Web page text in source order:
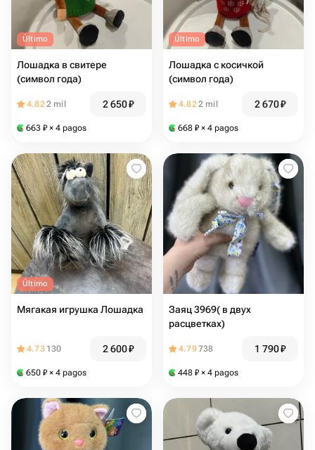
Último
Лошадка в свитере
(символ года)
4.822 mil 2 650₽
663 ₽ × 4 pagos
Último
Лошадка с косичкой
(символ года)
4.822 mil 2 670₽
668 ₽ × 4 pagos
Último
Мягакая игрушка Лошадка
4.73 130 2 600₽
650 ₽ × 4 pagos
Заяц 3969( в двух
расцветках)
4.79738 1 790₽
448 ₽ × 4 pagos